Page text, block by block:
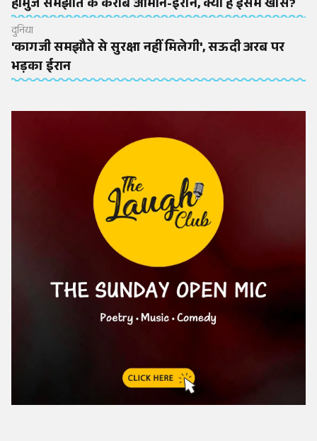
होर्मुज समझौते के करीब ओमान-ईरान, क्या है इसमें खास?
दुनिया
'कागजी समझौते से सुरक्षा नहीं मिलेगी', सऊदी अरब पर
भड़का ईरान